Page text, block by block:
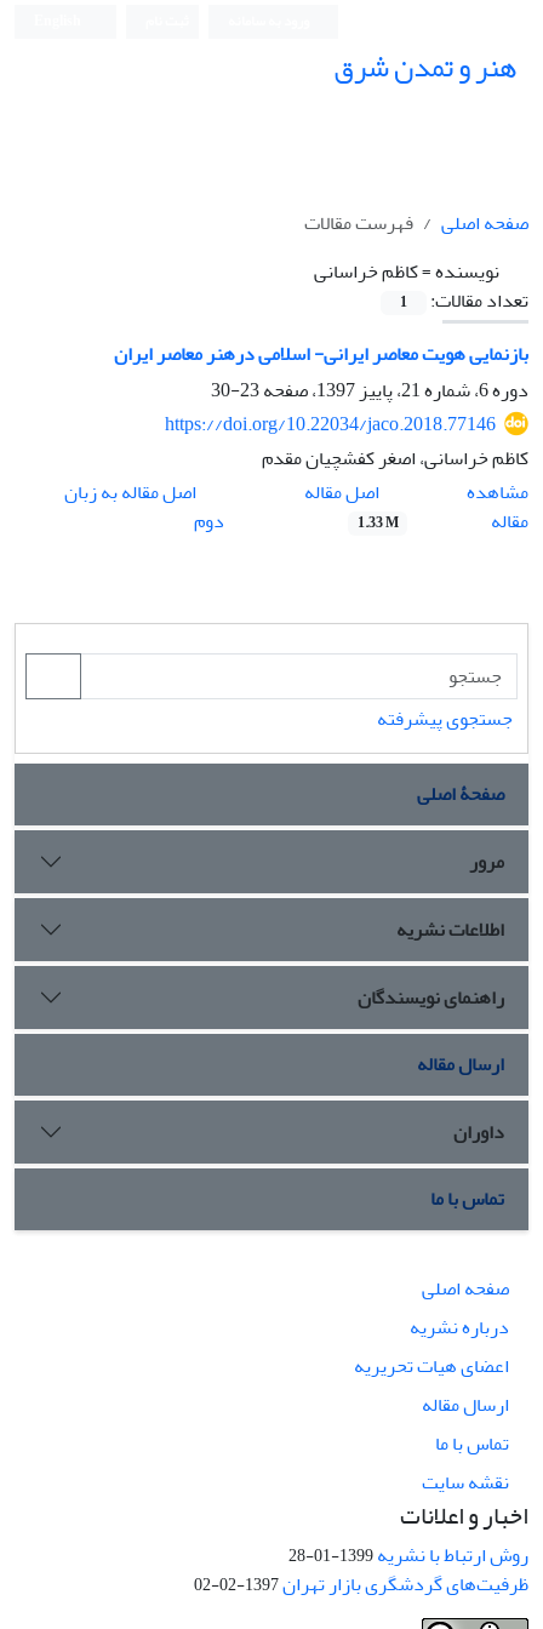
هنر و تمدن شرق
صفحه اصلی
فهرست مقالات
نویسنده =کاظم خراسانی
تعداد مقالات:
1
بازنمایی هویت معاصر ایرانی- اسلامی درهنر معاصر ایران
دوره 6، شماره 21، پاییز 1397، صفحه
23-30
https://doi.org/10.22034/jaco.2018.77146
کاظم خراسانی، اصغر کفشچیان مقدم
مشاهده
مقاله
اصل مقاله
1.33 M
اصل مقاله به زبان
دوم
جستجوی پیشرفته
صفحۀ اصلی
مرور
اطلاعات نشریه
راهنمای نویسندگان
ارسال مقاله
داوران
تماس با ما
صفحه اصلی
درباره نشریه
اعضای هیات تحریریه
ارسال مقاله
تماس با ما
نقشه سایت
اخبار و اعلانات
روش ارتباط با نشریه1399-01-28
ظرفیت‌های گردشگری بازار تهران1397-02-02